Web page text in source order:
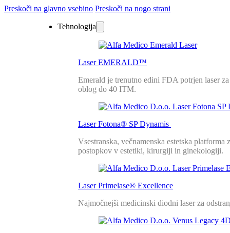
Preskoči na glavno vsebino Preskoči na nogo strani
Tehnologija
Laser EMERALD™
Emerald je trenutno edini FDA potrjen laser
oblog do 40 ITM.
Laser Fotona® SP Dynamis
Vsestranska, večnamenska estetska
postopkov v estetiki, kirurgiji in ginekologiji.
Laser Primelase® Excellence
Najmočnejši medicinski diodni laser za